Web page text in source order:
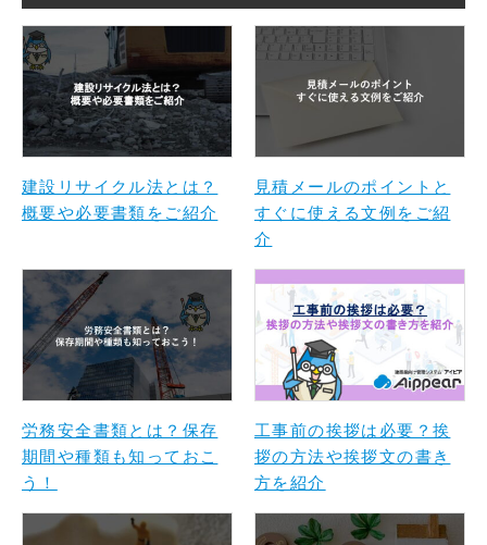
建設リサイクル法とは？
概要や必要書類をご紹介
見積メールのポイントと
すぐに使える文例をご紹
介
労務安全書類とは？保存
期間や種類も知っておこ
う！
工事前の挨拶は必要？挨
拶の方法や挨拶文の書き
方を紹介